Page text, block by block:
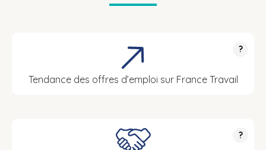
?
Tendance des offres d’emploi sur France Travail
?